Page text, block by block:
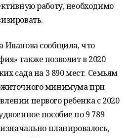
работу, необходимо
Иванова сообщила, что
также позволит в 2020
сада на 3 890 мест. Семьям
минимума при
первого ребенка с 2020
пособие по 9 789
планировалось,